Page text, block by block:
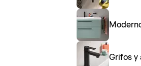
Grifos y